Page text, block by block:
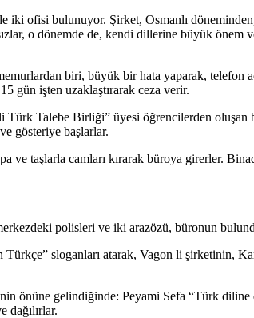
ofisi bulunuyor. Şirket, Osmanlı
o dönemde de, kendi dillerine büyük önem
biri, büyük bir hata yaparak, telefon
gün işten uzaklaştırarak ceza verir.
Talebe Birliği” üyesi öğrencilerden oluşan
gösteriye başlarlar.
taşlarla camları kırarak büroya girerler.
polisleri ve iki arazözü, büronun
sloganları atarak, Vagon li şirketinin,
önüne gelindiğinde: Peyami Sefa “Türk
dağılırlar.